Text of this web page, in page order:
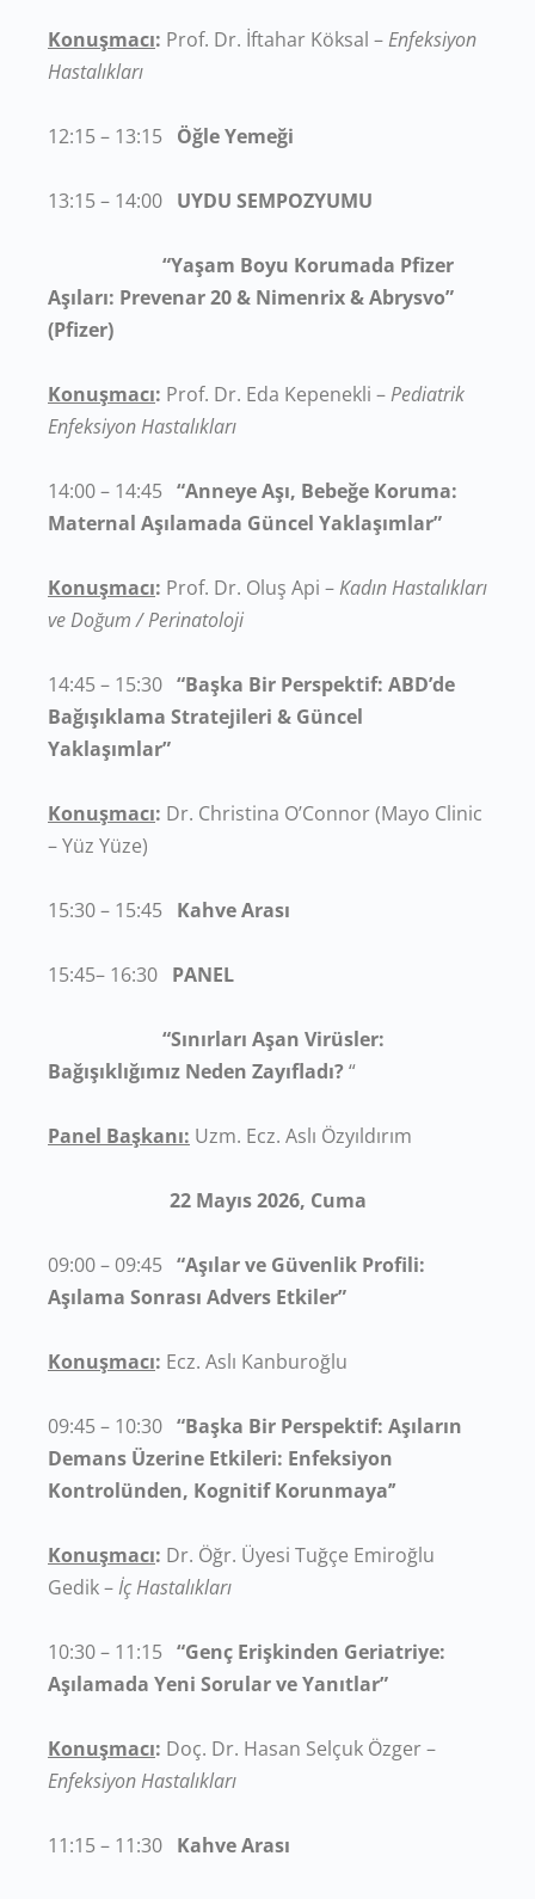
Konuşmacı: Prof. Dr. İftahar Köksal –Enfeksiyon
Hastalıkları
12:15 – 13:15 Öğle Yemeği
13:15 – 14:00 UYDU SEMPOZYUMU
“Yaşam Boyu Korumada Pfizer
Aşıları: Prevenar 20 & Nimenrix & Abrysvo”
(Pfizer)
Konuşmacı: Prof. Dr. Eda Kepenekli –Pediatrik
Enfeksiyon Hastalıkları
14:00 – 14:45 “Anneye Aşı, Bebeğe Koruma:
Maternal Aşılamada Güncel Yaklaşımlar”
Konuşmacı: Prof. Dr. Oluş Api –Kadın Hastalıkları
ve Doğum / Perinatoloji
14:45 – 15:30 “Başka Bir Perspektif: ABD’de
Bağışıklama Stratejileri & Güncel
Yaklaşımlar”
Konuşmacı: Dr. Christina O’Connor (Mayo Clinic
– Yüz Yüze)
15:30 – 15:45 Kahve Arası
15:45– 16:30 PANEL
“Sınırları Aşan Virüsler:
Bağışıklığımız Neden Zayıfladı? “
Panel Başkanı: Uzm. Ecz. Aslı Özyıldırım
22 Mayıs 2026, Cuma
09:00 – 09:45 “Aşılar ve Güvenlik Profili:
Aşılama Sonrası Advers Etkiler”
Konuşmacı: Ecz. Aslı Kanburoğlu
09:45 – 10:30 “Başka Bir Perspektif: Aşıların
Demans Üzerine Etkileri: Enfeksiyon
Kontrolünden, Kognitif Korunmaya’’
Konuşmacı: Dr. Öğr. Üyesi Tuğçe Emiroğlu
Gedik –İç Hastalıkları
10:30 – 11:15 “Genç Erişkinden Geriatriye:
Aşılamada Yeni Sorular ve Yanıtlar”
Konuşmacı: Doç. Dr. Hasan Selçuk Özger –
Enfeksiyon Hastalıkları
11:15 – 11:30 Kahve Arası